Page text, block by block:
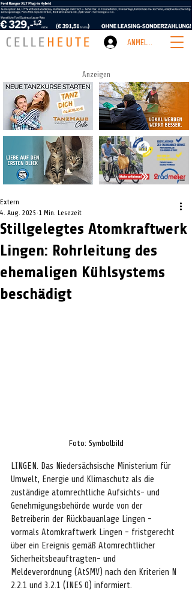
ANMELDEN
Anzeigen
Stillgelegtes Atomkraftwerk
Lingen: Rohrleitung des
ehemaligen Kühlsystems
beschädigt
Extern
4. Aug. 2025 1 Min. Lesezeit
Foto: Symbolbild
LINGEN. Das Niedersächsische Ministerium für
Umwelt, Energie und Klimaschutz als die
zuständige atomrechtliche Aufsichts- und
Genehmigungsbehörde wurde von der
Betreiberin der Rückbauanlage Lingen -
vormals Atomkraftwerk Lingen - fristgerecht
über ein Ereignis gemäß Atomrechtlicher
Sicherheitsbeauftragten- und
Meldeverordnung (AtSMV) nach den Kriterien N
2.2.1 und 3.2.1 (INES 0) informiert.